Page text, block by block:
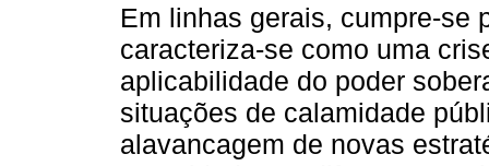
Em linhas gerais, cumpre-se
caracteriza-se como uma
aplicabilidade do poder
situações de calamidade
alavancagem de novas